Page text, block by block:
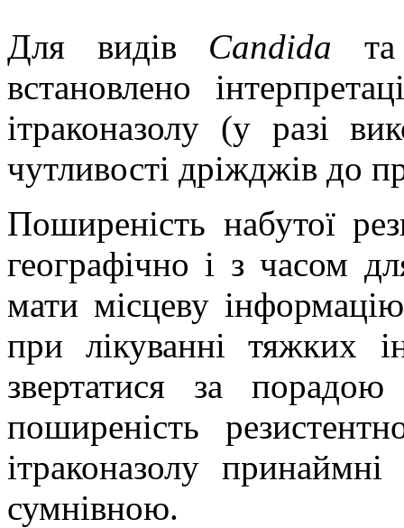
Для видів Candida
встановлено
ітраконазолу (у разі
чутливості дріжджів до
Поширеність набутої
географічно і з часом
мати місцеву
при лікуванні тяжких
звертатися за
поширеність
ітраконазолу
сумнівною.